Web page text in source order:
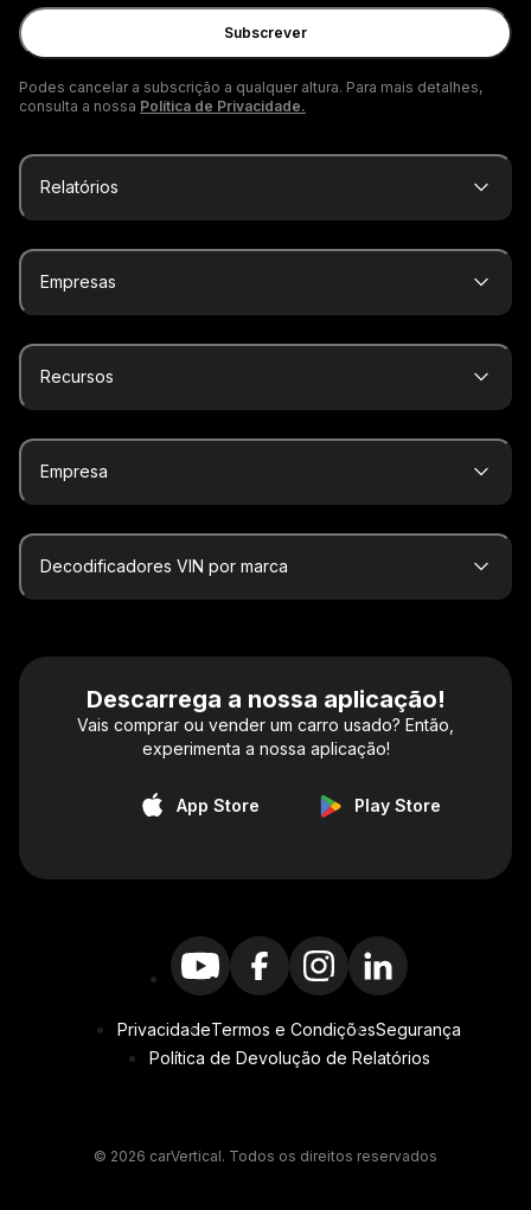
email
Subscrever
Podes cancelar a subscrição a qualquer altura. Para mais detalhes,
consulta a nossa Política de Privacidade.
Relatórios
Empresas
Recursos
Empresa
Decodificadores VIN por marca
Descarrega a nossa aplicação!
Vais comprar ou vender um carro usado? Então,
experimenta a nossa aplicação!
App Store Play Store
PrivacidadeTermos e CondiçõesSegurança
Política de Devolução de Relatórios
© 2026 carVertical. Todos os direitos reservados